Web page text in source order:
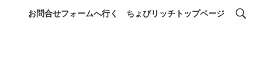
お問合せフォームへ行く ちょびリッチトップページ